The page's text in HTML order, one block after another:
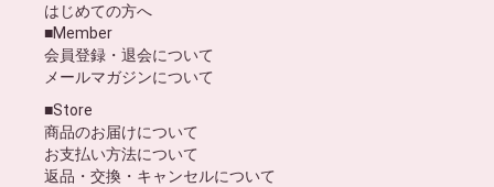
はじめての方へ
■Member
会員登録・退会について
メールマガジンについて
■Store
商品のお届けについて
お支払い方法について
返品・交換・キャンセルについて